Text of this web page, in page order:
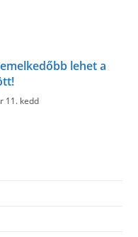
lehet a
11. kedd